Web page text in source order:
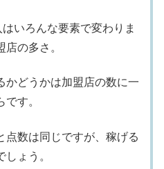
いろんな要素で変わりま
の多さ。
かどうかは加盟店の数に一
す。
点数は同じですが、稼げる
ょう。